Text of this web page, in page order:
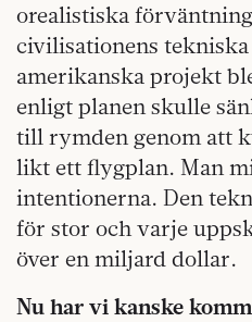
orealistiska
civilisationens tekniska
amerikanska projekt
enligt planen skulle
till rymden genom att
likt ett flygplan. Man
intentionerna. Den
för stor och varje
över en miljard dollar.
Nu har vi kanske